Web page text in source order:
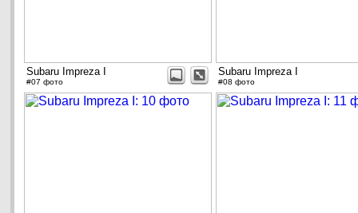
Subaru Impreza I
#07 фото
Subaru Impreza I
#08 фото